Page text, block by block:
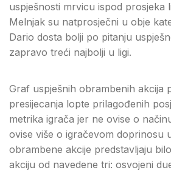
uspješnosti mrvicu ispod prosjeka
Melnjak su natprosječni u obje
Dario dosta bolji po pitanju
zapravo treći najbolji u ligi.
Graf uspješnih obrambenih akcija
presijecanja lopte prilagođenih
metrika igrača jer ne ovise o
ovise više o igračevom doprinosu
obrambene akcije predstavljaju
akciju od navedene tri: osvojeni